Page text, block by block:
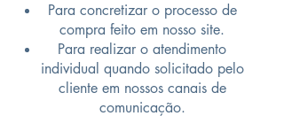
Para concretizar o processo de
compra feito em nosso site.
Para realizar o atendimento
individual quando solicitado pelo
cliente em nossos canais de
comunicação.